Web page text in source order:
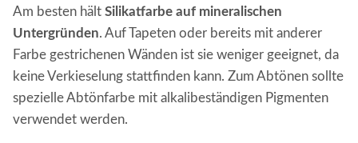
Am besten hält Silikatfarbe auf mineralischen
Untergründen. Auf Tapeten oder bereits mit anderer
Farbe gestrichenen Wänden ist sie weniger geeignet, da
keine Verkieselung stattfinden kann. Zum Abtönen sollte
spezielle Abtönfarbe mit alkalibeständigen Pigmenten
verwendet werden.